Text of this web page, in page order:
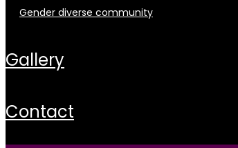
gender diverse community
gallery
contact